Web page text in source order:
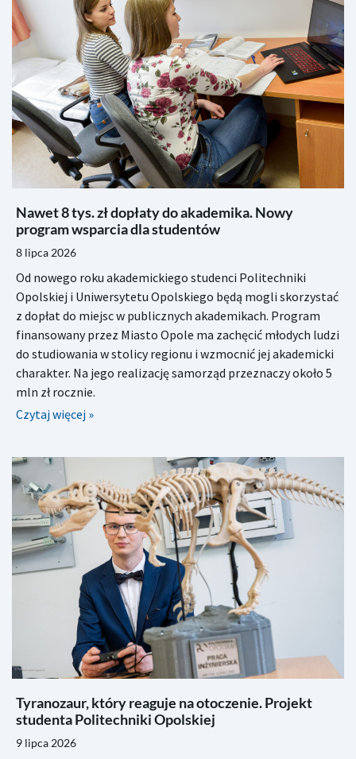
Nawet 8 tys. zł dopłaty do akademika. Nowy
program wsparcia dla studentów
8 lipca 2026
Od nowego roku akademickiego studenci Politechniki
Opolskiej i Uniwersytetu Opolskiego będą mogli skorzystać
z dopłat do miejsc w publicznych akademikach. Program
finansowany przez Miasto Opole ma zachęcić młodych ludzi
do studiowania w stolicy regionu i wzmocnić jej akademicki
charakter. Na jego realizację samorząd przeznaczy około 5
mln zł rocznie.
Czytaj więcej »
Tyranozaur, który reaguje na otoczenie. Projekt
studenta Politechniki Opolskiej
9 lipca 2026